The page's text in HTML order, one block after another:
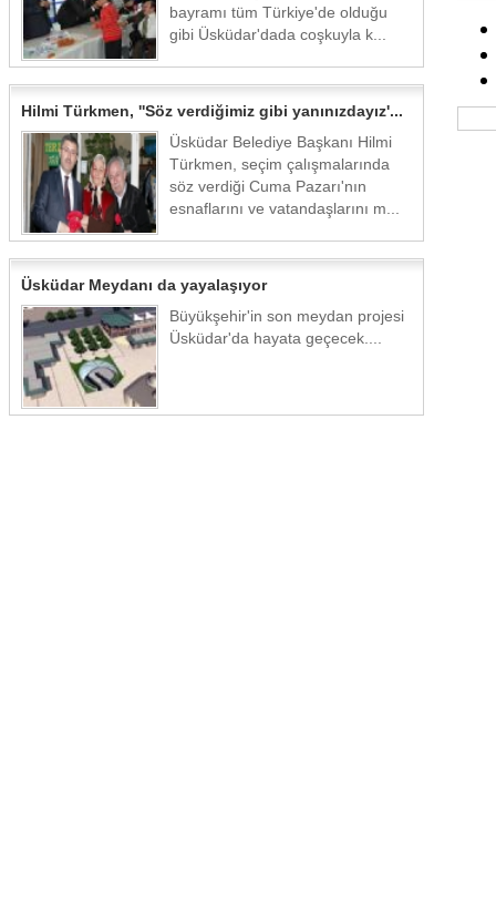
bayramı tüm Türkiye'de olduğu
gibi Üsküdar'dada coşkuyla k...
Hilmi Türkmen, ''Söz verdiğimiz gibi yanınızdayız'...
Üsküdar Belediye Başkanı Hilmi
Türkmen, seçim çalışmalarında
söz verdiği Cuma Pazarı'nın
esnaflarını ve vatandaşlarını m...
Üsküdar Meydanı da yayalaşıyor
Büyükşehir'in son meydan projesi
Üsküdar'da hayata geçecek....